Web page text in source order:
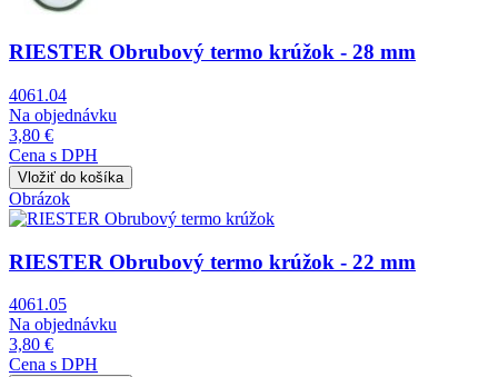
RIESTER Obrubový termo krúžok - 28 mm
4061.04
Na objednávku
3,80 €
Cena s DPH
Obrázok
RIESTER Obrubový termo krúžok - 22 mm
4061.05
Na objednávku
3,80 €
Cena s DPH